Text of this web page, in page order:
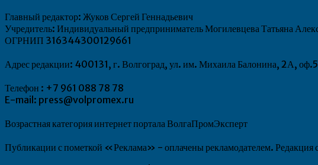
Главный редактор: Жуков Сергей Геннадьевич
Учредитель: Индивидуальный предприниматель Могилевцева Татьяна
ОГРНИП 316344300129661
Адрес редакции: 400131, г. Волгоград, ул. им. Михаила Балонина, 2А,
Телефон : +7 961 088 78 78
E-mail: press@volpromex.ru
Возрастная категория интернет портала ВолгаПромЭксперт
Публикации с пометкой «Реклама» - оплачены рекламодателем. Редакция